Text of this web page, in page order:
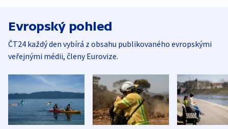
Evropský pohled
ČT24 každý den vybírá z obsahu publikovaného evropskými
veřejnými médii, členy Eurovize.